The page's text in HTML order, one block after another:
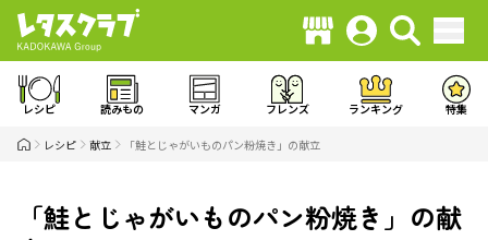
レシピ 読みもの マンガ フレンズ ランキング 特集
レシピ 献立 「鮭とじゃがいものパン粉焼き」の献立
「鮭とじゃがいものパン粉焼き」の献